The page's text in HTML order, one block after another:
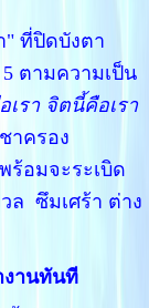
ที่ปิดบังตา
ตามความเป็น
เรา จิตนี้คือเรา
าครอง
ร้อมจะระเบิด
ล ซึมเศร้า ต่าง
งานทันที